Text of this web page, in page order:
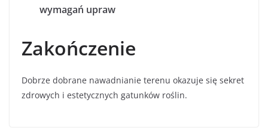
wymagań upraw
Zakończenie
Dobrze dobrane nawadnianie terenu okazuje się sekret
zdrowych i estetycznych gatunków roślin.